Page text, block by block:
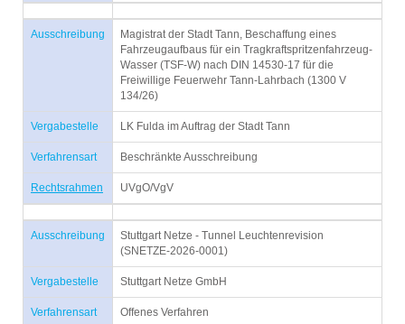
Ausschreibung
Magistrat der Stadt Tann, Beschaffung eines
Fahrzeugaufbaus für ein Tragkraftspritzenfahrzeug-
Wasser (TSF-W) nach DIN 14530-17 für die
Freiwillige Feuerwehr Tann-Lahrbach (1300 V
134/26)
Vergabestelle LK Fulda im Auftrag der Stadt Tann
Verfahrensart Beschränkte Ausschreibung
Rechtsrahmen UVgO/VgV
Ausschreibung
Stuttgart Netze - Tunnel Leuchtenrevision
(SNETZE-2026-0001)
Vergabestelle Stuttgart Netze GmbH
Verfahrensart Offenes Verfahren